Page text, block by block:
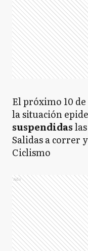
El próximo 10
la situación
suspendidas
Salidas a correr
Ciclismo
Ads